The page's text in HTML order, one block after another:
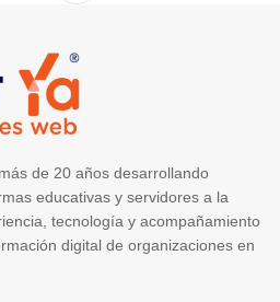
de 20 años desarrollando
educativas y servidores a la
tecnología y acompañamiento
digital de organizaciones en